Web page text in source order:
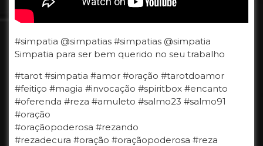
#simpatia @simpatias #simpatias @simpatia
Simpatia para ser bem querido no seu trabalho
#tarot #simpatia #amor #oração #tarotdoamor
#feitiço #magia #invocação #spiritbox #encanto
#oferenda #reza #amuleto #salmo23 #salmo91
#oração
#oraçãopoderosa #rezando
#rezadecura #oração #oraçãopoderosa #reza